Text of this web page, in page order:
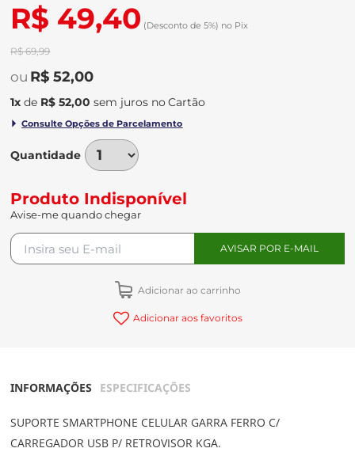
R$ 49,40 (Desconto de 5%) no Pix
R$ 69,99
R$ 52,00
1x de R$ 52,00 sem juros no
Quantidade
Produto Indisponível
Avise-me quando chegar
Adicionar ao carrinho
Adicionar aos favoritos
INFORMAÇÕES ESPECIFICAÇÕES
SUPORTE SMARTPHONE CELULAR GARRA FERRO C/
CARREGADOR USB P/ RETROVISOR KGA.